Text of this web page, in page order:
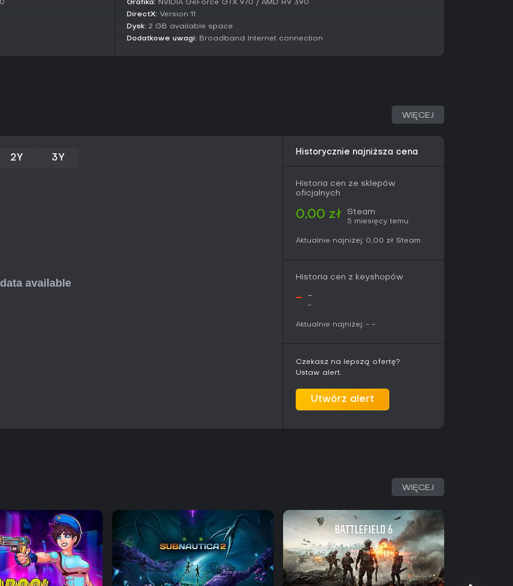
Miłośnikom taktycznych FPS-ów z silnym akcentem na teamwork POLYGON
customizację bez kosztów wejścia. Odbiór na platformie to Mostly Positive z 36
600 recenzji - 75% pozytywnych ogółem i 77% w ostatnich miesiącach, co
Grafika: NVIDIA GeForce GTX 970 / AMD R9 390
DirectX: Version 11
Dysk: 2 GB available space
Dodatkowe uwagi: Broadband Internet connection
WIĘCEJ
2Y 3Y
Historycznie najniższa cena
Historia cen ze sklepów
oficjalnych
0,00 zł Steam
5 miesięcy temu
Aktualnie najniżej: 0,00 zł Steam
Historia cen z keyshopów
- -
-
Aktualnie najniżej: - -
Czekasz na lepszą ofertę?
Ustaw alert.
Utwórz alert
WIĘCEJ